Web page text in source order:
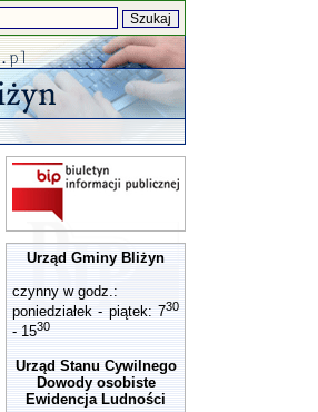
Urząd Gminy Bliżyn
czynny w godz.:
poniedziałek - piątek: 730
- 1530
Urząd Stanu Cywilnego
Dowody osobiste
Ewidencja Ludności